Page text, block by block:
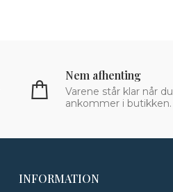
Nem afhenting
Varene står klar når du
ankommer i butikken.
INFORMATION